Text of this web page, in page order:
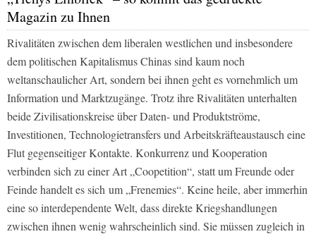
Magazin zu Ihnen
Rivalitäten zwischen dem liberalen westlichen und insbesondere
dem politischen Kapitalismus Chinas sind kaum noch
weltanschaulicher Art, sondern bei ihnen geht es vornehmlich um
Information und Marktzugänge. Trotz ihre Rivalitäten unterhalten
beide Zivilisationskreise über Daten- und Produktströme,
Investitionen, Technologietransfers und Arbeitskräfteaustausch eine
Flut gegenseitiger Kontakte. Konkurrenz und Kooperation
verbinden sich zu einer Art „Coopetition“, statt um Freunde oder
Feinde handelt es sich um „Frenemies“. Keine heile, aber immerhin
eine so interdependente Welt, dass direkte Kriegshandlungen
zwischen ihnen wenig wahrscheinlich sind. Sie müssen zugleich in